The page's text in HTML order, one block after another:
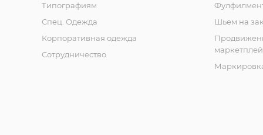
Типографиям
Спец. Одежда
Корпоративная одежда
Сотрудничество
Шьем на